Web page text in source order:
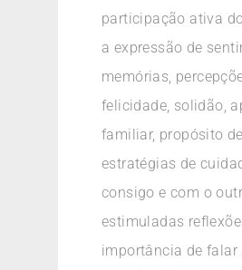
participação ativa
a expressão de
memórias,
felicidade, solidão,
familiar, propósito
estratégias de
consigo e com o
estimuladas
importância de falar